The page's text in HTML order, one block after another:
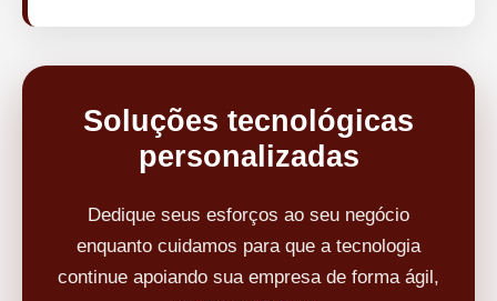
Soluções tecnológicas
personalizadas
Dedique seus esforços ao seu negócio
enquanto cuidamos para que a tecnologia
continue apoiando sua empresa de forma ágil,